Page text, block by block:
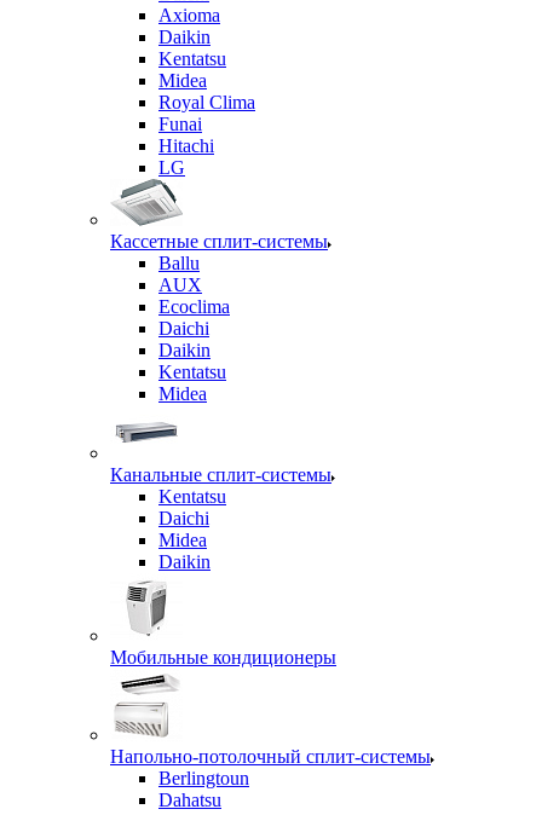
Axioma
Daikin
Kentatsu
Midea
Royal Clima
Funai
Hitachi
LG
Кассетные сплит-системы
Ballu
AUX
Ecoclima
Daichi
Daikin
Kentatsu
Midea
Канальные сплит-системы
Kentatsu
Daichi
Midea
Daikin
Мобильные кондиционеры
Напольно-потолочный сплит-системы
Berlingtoun
Dahatsu